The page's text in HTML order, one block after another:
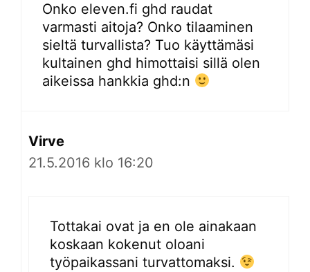
Onko eleven.fi ghd raudat
varmasti aitoja? Onko tilaaminen
sieltä turvallista? Tuo käyttämäsi
kultainen ghd himottaisi sillä olen
aikeissa hankkia ghd:n
Virve
21.5.2016 klo 16:20
Tottakai ovat ja en ole ainakaan
koskaan kokenut oloani
työpaikassani turvattomaksi.